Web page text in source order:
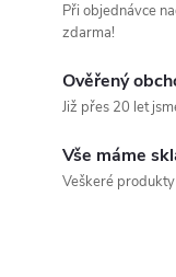
Při objednávce
zdarma!
Ověřený
Již přes 20 let
Vše máme
Veškeré